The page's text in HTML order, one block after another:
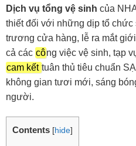
Dịch vụ tổng vệ sinh của
thiết đối với những dịp tổ chức
trương cửa hàng, lễ ra mắt
cả các công việc vệ sinh, tạp
cam kết tuân thủ tiêu chuẩn
không gian tươi mới, sáng
người.
Contents [hide]